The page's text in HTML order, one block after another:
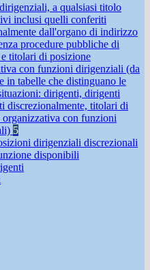
a qualsiasi titolo
inclusi quelli conferiti
dall'organo di indirizzo
procedure pubbliche di
e titolari di posizione
con funzioni dirigenziali (da
in tabelle che distinguano le
dirigenti, dirigenti
discrezionalmente, titolari di
organizzativa con funzioni
5
dirigenziali discrezionali
disponibili